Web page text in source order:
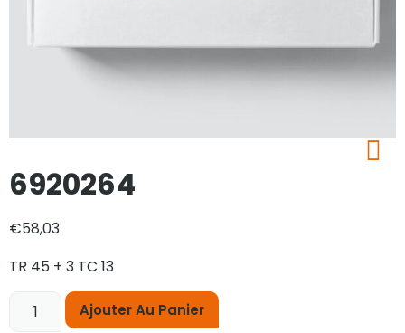
6920264
€58,03
TR 45 + 3 TC 13
Ajouter Au Panier